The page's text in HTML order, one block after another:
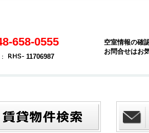
658-0555
11706987
空室情報の確
お問合せはお